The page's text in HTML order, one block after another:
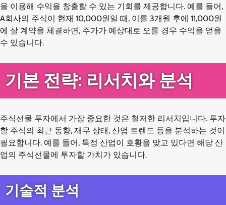
을 이용해 수익을 창출할 수 있는 기회를 제공합니다. 예를 들어,
A회사의 주식이 현재 10,000원일 때, 이를 3개월 후에 11,000원
에 살 계약을 체결하면, 주가가 예상대로 오를 경우 수익을 얻을
수 있습니다.
기본 전략: 리서치와 분석
주식선물 투자에서 가장 중요한 것은 철저한 리서치입니다. 투자
할 주식의 최근 동향, 재무 상태, 산업 트렌드 등을 분석하는 것이
필요합니다. 예를 들어, 특정 산업이 호황을 맞고 있다면 해당 산
업의 주식선물에 투자할 가치가 있습니다.
기술적 분석